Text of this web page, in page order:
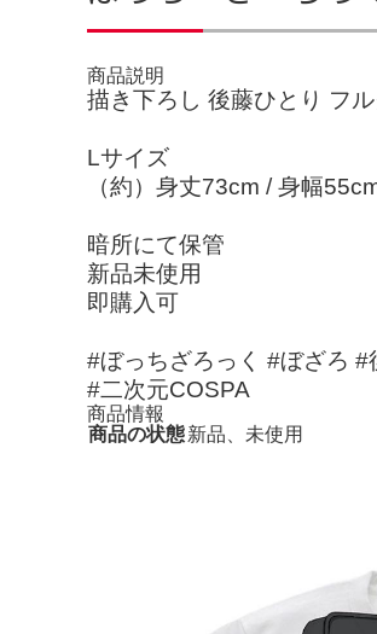
商品説明
描き下ろし 後藤ひとり フ
Lサイズ
（約）身丈73cm / 身幅
暗所にて保管
新品未使用
即購入可
#ぼっちざろっく #ぼざろ #
#二次元COSPA
商品情報
商品の状態新品、未使用